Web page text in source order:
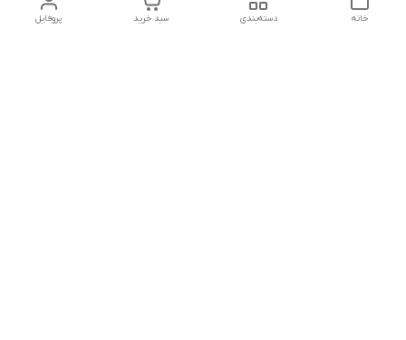
پروفایل سبد خرید دسته‌بندی خانه